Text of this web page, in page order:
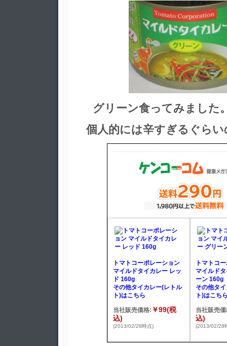
グリーン食ってみまし
個人的には辛すぎるぐら
トマトコーポレーション
マイルドタイカレー レッ
ド 160g
その他タイカレー(レトル
ト)はこちら
当社販売価格: ￥99(税
込)
(2013/02/28時点)
トマトコ
マイルド
ーン 160g
その他タ
ト)はこち
当社販売
込)
(2013/02/28